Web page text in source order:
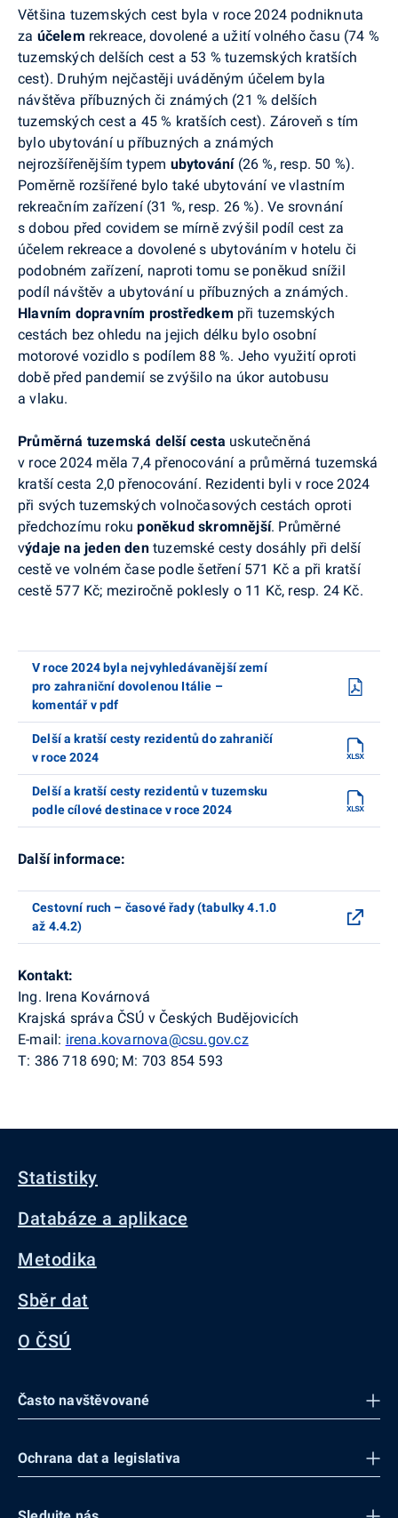
Většina tuzemských cest byla v roce 2024 podniknuta
za účelem rekreace, dovolené a užití volného času (74 %
tuzemských delších cest a 53 % tuzemských kratších
cest). Druhým nejčastěji uváděným účelem byla
návštěva příbuzných či známých (21 % delších
tuzemských cest a 45 % kratších cest). Zároveň s tím
bylo ubytování u příbuzných a známých
nejrozšířenějším typem ubytování(26 %, resp. 50 %).
Poměrně rozšířené bylo také ubytování ve vlastním
rekreačním zařízení (31 %, resp. 26 %). Ve srovnání
s dobou před covidem se mírně zvýšil podíl cest za
účelem rekreace a dovolené s ubytováním v hotelu či
podobném zařízení, naproti tomu se poněkud snížil
podíl návštěv a ubytování u příbuzných a známých.
Hlavním dopravním prostředkem při tuzemských
cestách bez ohledu na jejich délku bylo osobní
motorové vozidlo s podílem 88 %. Jeho využití oproti
době před pandemií se zvýšilo na úkor autobusu
a vlaku.
Průměrná tuzemská delší cesta uskutečněná
v roce 2024 měla 7,4 přenocování a průměrná tuzemská
kratší cesta 2,0 přenocování. Rezidenti byli v roce 2024
při svých tuzemských volnočasových cestách oproti
předchozímu rokuponěkud skromnější. Průměrné
výdaje na jeden dentuzemské cesty dosáhly při delší
cestě ve volném čase podle šetření 571 Kč a při kratší
cestě 577 Kč; meziročně poklesly o 11 Kč, resp. 24 Kč.
V roce 2024 byla nejvyhledávanější zemí
pro zahraniční dovolenou Itálie –
komentář v pdf
Delší a kratší cesty rezidentů do zahraničí
v roce 2024
Delší a kratší cesty rezidentů v tuzemsku
podle cílové destinace v roce 2024
Další informace:
Cestovní ruch – časové řady (tabulky 4.1.0
až 4.4.2)
Kontakt:
Ing. Irena Kovárnová
Krajská správa ČSÚ v Českých Budějovicích
E-mail: irena.kovarnova@csu.gov.cz
T: 386 718 690; M: 703 854 593
Statistiky
Databáze a aplikace
Metodika
Sběr dat
O ČSÚ
Často navštěvované
Ochrana dat a legislativa